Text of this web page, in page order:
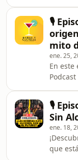
Dale
habido
de la
Su
🎙️
mito
ene. 25,
En este
hablar
desde
whiskey
y
🎙️
Sin
ene. 18,
que